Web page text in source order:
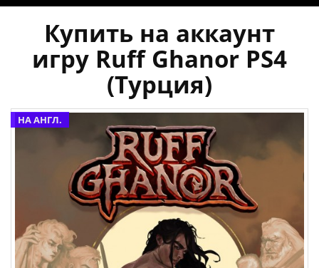
Купить на аккаунт
игру Ruff Ghanor PS4
(Турция)
НА АНГЛ.